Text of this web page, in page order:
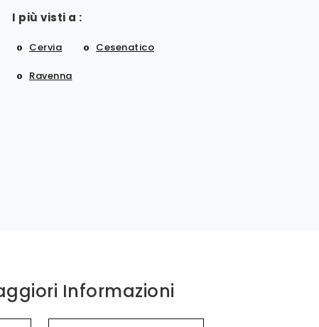
I più visti a :
Cervia Cesenatico
Ravenna
Informazioni